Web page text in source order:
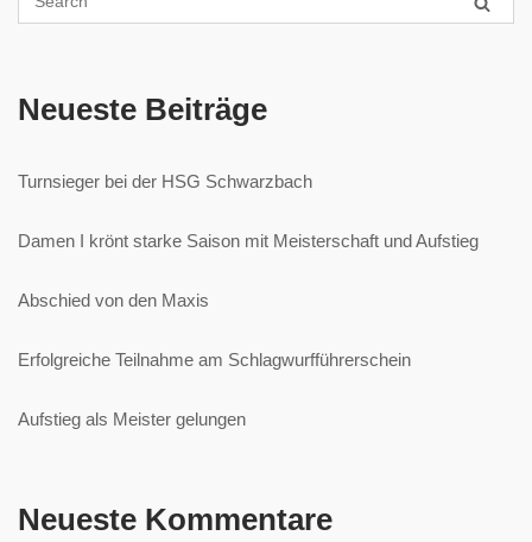
Neueste Beiträge
Turnsieger bei der HSG Schwarzbach
Damen I krönt starke Saison mit Meisterschaft und Aufstieg
Abschied von den Maxis
Erfolgreiche Teilnahme am Schlagwurfführerschein
Aufstieg als Meister gelungen
Neueste Kommentare